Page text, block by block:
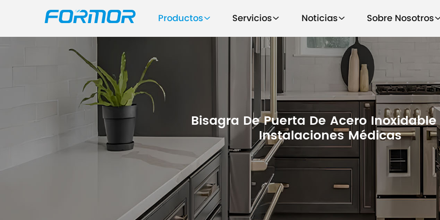
Productos Servicios Noticias Sobre Nosotros
Bisagra De Puerta De Acero
Instalaciones Médicas